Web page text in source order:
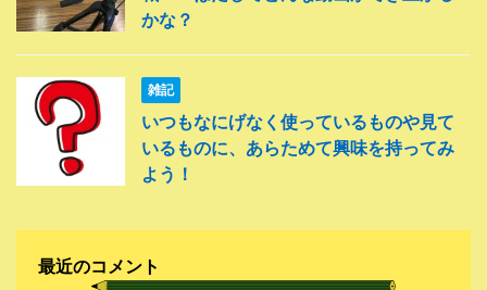
かな？
雑記
いつもなにげなく使っているものや見て
いるものに、あらためて興味を持ってみ
よう！
最近のコメント